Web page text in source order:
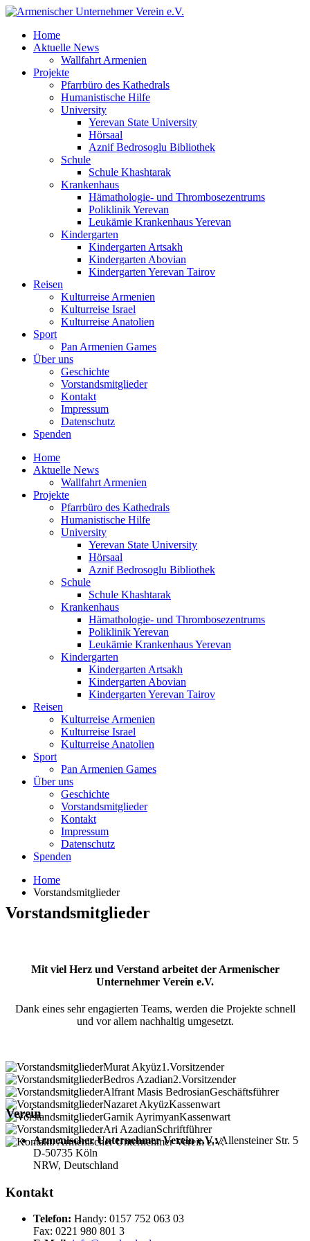
Home
Aktuelle News
Wallfahrt Armenien
Projekte
Pfarrbüro des Kathedrals
Humanistische Hilfe
University
Yerevan State University
Hörsaal
Aznif Bedrosoglu Bibliothek
Schule
Schule Khashtarak
Krankenhaus
Hämathologie- und Thrombosezentrums
Poliklinik Yerevan
Leukämie Krankenhaus Yerevan
Kindergarten
Kindergarten Artsakh
Kindergarten Abovian
Kindergarten Yerevan Tairov
Reisen
Kulturreise Armenien
Kulturreise Israel
Kulturreise Anatolien
Sport
Pan Armenien Games
Über uns
Geschichte
Vorstandsmitglieder
Kontakt
Impressum
Datenschutz
Spenden
Home
Aktuelle News
Wallfahrt Armenien
Projekte
Pfarrbüro des Kathedrals
Humanistische Hilfe
University
Yerevan State University
Hörsaal
Aznif Bedrosoglu Bibliothek
Schule
Schule Khashtarak
Krankenhaus
Hämathologie- und Thrombosezentrums
Poliklinik Yerevan
Leukämie Krankenhaus Yerevan
Kindergarten
Kindergarten Artsakh
Kindergarten Abovian
Kindergarten Yerevan Tairov
Reisen
Kulturreise Armenien
Kulturreise Israel
Kulturreise Anatolien
Sport
Pan Armenien Games
Über uns
Geschichte
Vorstandsmitglieder
Kontakt
Impressum
Datenschutz
Spenden
Home
Vorstandsmitglieder
Vorstandsmitglieder
Mit viel Herz und Verstand arbeitet der Armenischer
Unternehmer Verein e.V.
Dank eines sehr engagierten Teams, werden die Projekte schnell
und vor allem nachhaltig umgesetzt.
Murat Akyüz1.Vorsitzender
Bedros Azadian2.Vorsitzender
Alfrant Masis BedrosianGeschäftsführer
Nazaret AkyüzKassenwart
Garnik AyrimyanKassenwart
Ari AzadianSchriftführer
Verein
Armenischer Unternehmer Verein e.V.:Allensteiner Str. 5
D-50735 Köln
NRW, Deutschland
Kontakt
Telefon: Handy: 0157 752 063 03
Fax: 0221 980 801 3